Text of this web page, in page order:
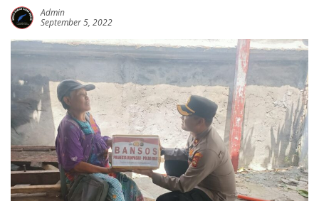
Admin
September 5, 2022